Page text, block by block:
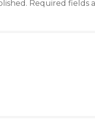
Required fields